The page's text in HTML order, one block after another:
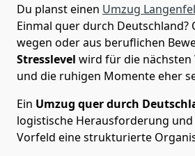
Du planst einen Umzug
Einmal quer durch Deutschland?
wegen oder aus beruflichen
Stresslevel wird für die nächsten
und die ruhigen Momente eher
Ein Umzug quer durch
logistische Herausforderung
Vorfeld eine strukturierte